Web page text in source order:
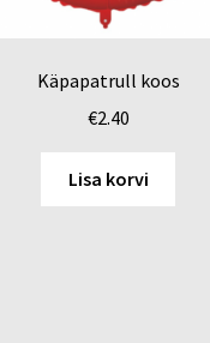
Käpapatrull koos
€2.40
Lisa korvi